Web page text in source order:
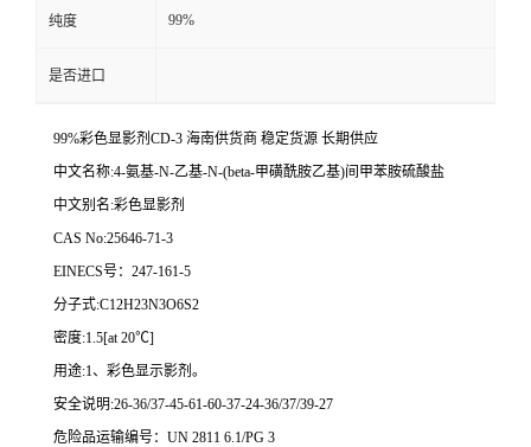
纯度 99%
是否进口
99%彩色显影剂CD-3 海南供货商 稳定货源 长期供应
中文名称:4-氨基-N-乙基-N-(beta-甲磺酰胺乙基)间甲苯胺硫酸盐
中文别名:彩色显影剂
CAS No:25646-71-3
EINECS号：247-161-5
分子式:C12H23N3O6S2
密度:1.5[at 20℃]
用途:1、彩色显示影剂。
安全说明:26-36/37-45-61-60-37-24-36/37/39-27
危险品运输编号：UN 2811 6.1/PG 3